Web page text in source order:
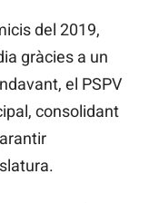
del 2019,
gràcies a un
el PSPV
consolidant